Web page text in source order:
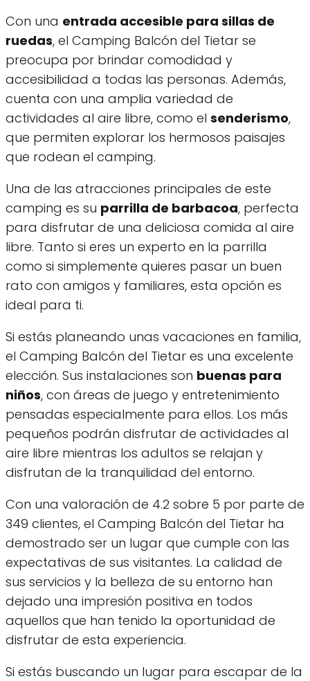
Con una entrada accesible para sillas de
ruedas, el Camping Balcón del Tietar se
preocupa por brindar comodidad y
accesibilidad a todas las personas. Además,
cuenta con una amplia variedad de
actividades al aire libre, como el senderismo,
que permiten explorar los hermosos paisajes
que rodean el camping.
Una de las atracciones principales de este
camping es su parrilla de barbacoa, perfecta
para disfrutar de una deliciosa comida al aire
libre. Tanto si eres un experto en la parrilla
como si simplemente quieres pasar un buen
rato con amigos y familiares, esta opción es
ideal para ti.
Si estás planeando unas vacaciones en familia,
el Camping Balcón del Tietar es una excelente
elección. Sus instalaciones son buenas para
niños, con áreas de juego y entretenimiento
pensadas especialmente para ellos. Los más
pequeños podrán disfrutar de actividades al
aire libre mientras los adultos se relajan y
disfrutan de la tranquilidad del entorno.
Con una valoración de 4.2 sobre 5 por parte de
349 clientes, el Camping Balcón del Tietar ha
demostrado ser un lugar que cumple con las
expectativas de sus visitantes. La calidad de
sus servicios y la belleza de su entorno han
dejado una impresión positiva en todos
aquellos que han tenido la oportunidad de
disfrutar de esta experiencia.
Si estás buscando un lugar para escapar de la